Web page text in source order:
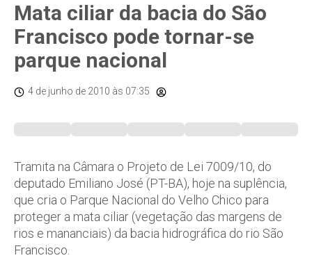
Mata ciliar da bacia do São
Francisco pode tornar-se
parque nacional
4 de junho de 2010 às 07:35
Tramita na Câmara o Projeto de Lei 7009/10, do
deputado Emiliano José (PT-BA), hoje na suplência,
que cria o Parque Nacional do Velho Chico para
proteger a mata ciliar (vegetação das margens de
rios e mananciais) da bacia hidrográfica do rio São
Francisco.